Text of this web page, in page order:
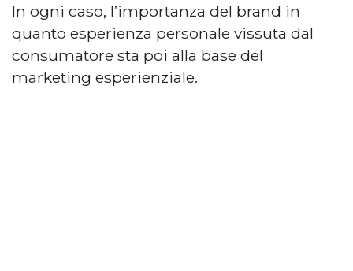
In ogni caso, l’importanza del brand in
quanto esperienza personale vissuta dal
consumatore sta poi alla base del
marketing esperienziale.